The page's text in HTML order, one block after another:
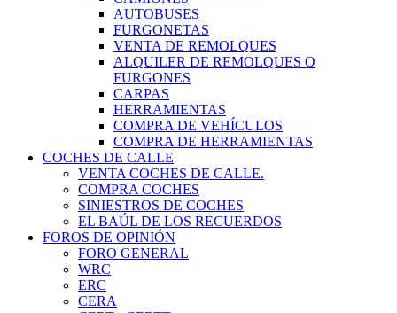
AUTOBUSES
FURGONETAS
VENTA DE REMOLQUES
ALQUILER DE REMOLQUES O
FURGONES
CARPAS
HERRAMIENTAS
COMPRA DE VEHÍCULOS
COMPRA DE HERRAMIENTAS
COCHES DE CALLE
VENTA COCHES DE CALLE.
COMPRA COCHES
SINIESTROS DE COCHES
EL BAÚL DE LOS RECUERDOS
FOROS DE OPINIÓN
FORO GENERAL
WRC
ERC
CERA